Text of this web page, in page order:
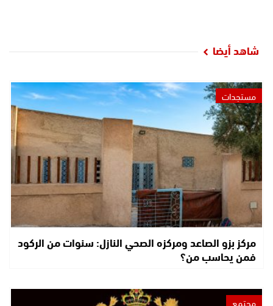
شاهد أيضا
مستجدات
مركز بزو الصاعد ومركزه الصحي النازل: سنوات من الركود
فمن يحاسب من؟
مجتمع